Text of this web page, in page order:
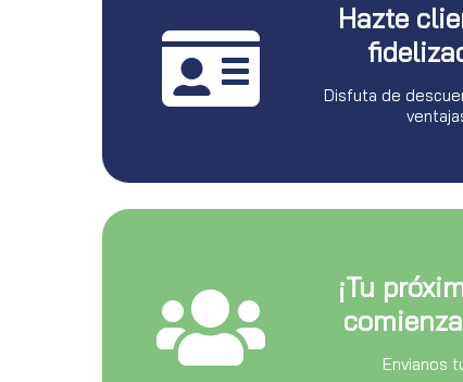
Hazte
Disfuta de
¡Tu
Envianos